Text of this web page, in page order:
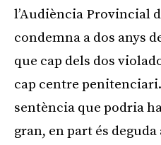
l’Audiència Provincial
condemna a dos anys
que cap dels dos
cap centre
sentència que podria
gran, en part és